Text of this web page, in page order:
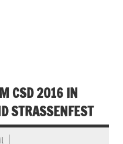
CSD 2016 IN
STRASSENFEST